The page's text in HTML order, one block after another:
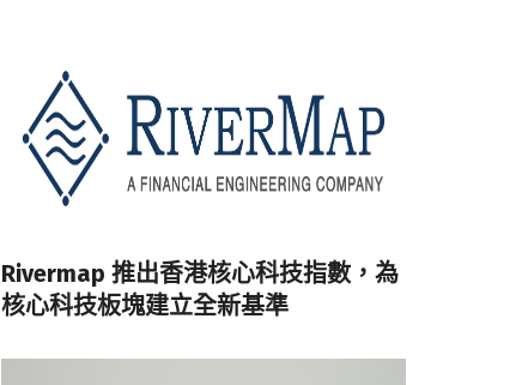
Rivermap 推出香港核心科技指數，為
核心科技板塊建立全新基準